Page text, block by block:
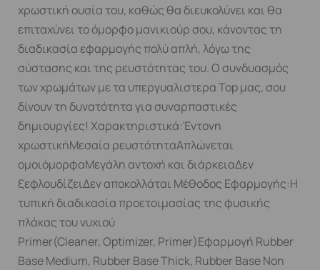
χρωστική ουσία του, καθώς θα διευκολύνει και θα
επιταχύνει το όμορφο μανικιούρ σου, κάνοντας τη
διαδικασία εφαρμογής πολύ απλή, λόγω της
σύστασης και της ρευστότητας του. Ο συνδυασμός
των χρωμάτων με τα υπεργυαλιστερα Top μας, σου
δίνουν τη δυνατότητα για συναρπαστικές
δημιουργίες! Χαρακτηριστικά:Έντονη
χρωστικήΜεσαία ρευστότηταΑπλώνεται
ομοιόμορφαΜεγάλη αντοχή και διάρκειαΔεν
ξεφλουδίζειΔεν αποκολλάται Μέθοδος Εφαρμογής:Η
τυπική διαδικασία προετοιμασίας της φυσικής
πλάκας του νυχιού
Primer(Cleaner, Optimizer, Primer)Εφαρμογή Rubber
Base Medium, Rubber Base Thick, Rubber Base Non